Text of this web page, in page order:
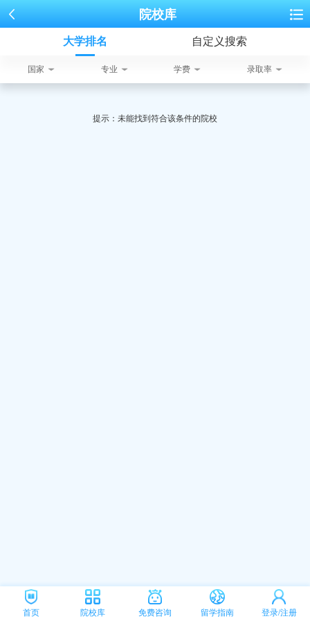
院校库
大学排名 自定义搜索
国家 专业 学费 录取率
提示：未能找到符合该条件的院校
首页 院校库 免费咨询 留学指南 登录/注册